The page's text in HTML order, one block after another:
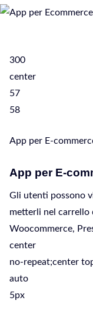
300
center
57
58
App per E-
App per E-
Gli utenti possono
metterli nel carrello
Woocommerce,
center
no-repeat;center
auto
5px